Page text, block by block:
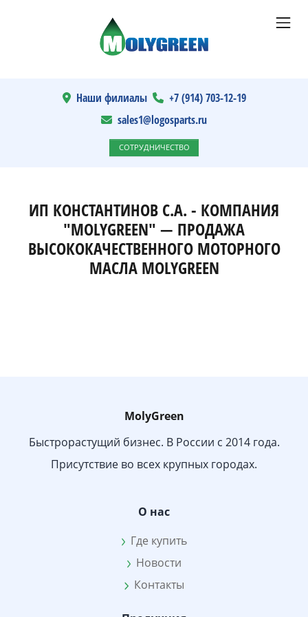
Наши филиалы
+7 (914) 703-12-19
sales1@logosparts.ru
СОТРУДНИЧЕСТВО
ИП КОНСТАНТИНОВ С.А. - КОМПАНИЯ
"MOLYGREEN" — ПРОДАЖА
ВЫСОКОКАЧЕСТВЕННОГО МОТОРНОГО
МАСЛА MOLYGREEN
MolyGreen
Быстрорастущий бизнес. В России с 2014 года.
Присутствие во всех крупных городах.
О нас
Где купить
Новости
Контакты